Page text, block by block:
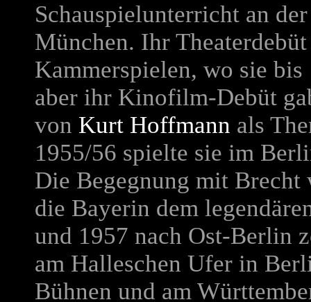
Schauspielunterricht an
München. Ihr
Kammerspielen, wo sie
aber ihr Kinofilm-Debüt
von Kurt Hoffmann als
1955/56 spielte sie im
Die Begegnung mit Brecht
die Bayerin dem
und 1957 nach Ost-Berlin
am Halleschen Ufer in
Bühnen und am